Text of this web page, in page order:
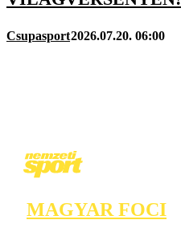
Csupasport2026.07.20. 06:00
MAGYAR FOCI